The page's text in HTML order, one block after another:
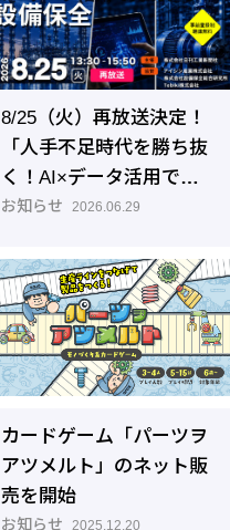
8/25（火）再放送決定！
「人手不足時代を勝ち抜
く！AI×データ活用で実
現する設備保全」
お知らせ 2026.06.29
カードゲーム「パーツヲ
アツメルト」のネット販
売を開始
お知らせ 2025.12.20